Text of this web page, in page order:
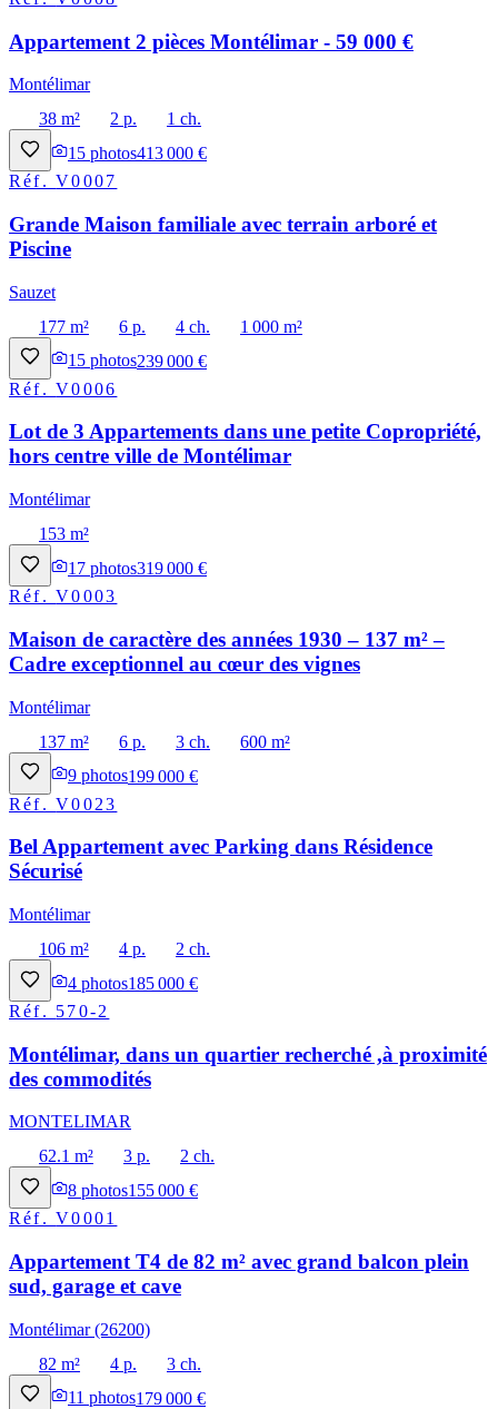
Appartement 2 pièces Montélimar - 59 000 €
Montélimar
38 m²
2 p.
1 ch.
15 photos413 000 €
Réf.V0007
Grande Maison familiale avec terrain arboré et
Piscine
Sauzet
177 m²
6 p. 4 ch.
1 000 m²
15 photos239 000 €
Réf.V0006
Lot de 3 Appartements dans une petite Copropriété,
hors centre ville de Montélimar
Montélimar
153 m²
17 photos319 000 €
Réf.V0003
Maison de caractère des années 1930 – 137 m² –
Cadre exceptionnel au cœur des vignes
Montélimar
137 m²
6 p. 3 ch.
600 m²
9 photos199 000 €
Réf.V0023
Bel Appartement avec Parking dans Résidence
Sécurisé
Montélimar
106 m²
4 p.
2 ch.
4 photos185 000 €
Réf. 570-2
Montélimar, dans un quartier recherché ,à proximité
des commodités
MONTELIMAR
62.1 m²
3 p.
2 ch.
8 photos155 000 €
Réf.V0001
Appartement T4 de 82 m² avec grand balcon plein
sud, garage et cave
Montélimar (26200)
82 m²
4 p.
3 ch.
11 photos179 000 €